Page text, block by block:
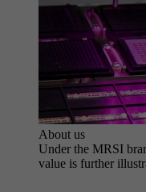
About us
Under the MRSI
value is further